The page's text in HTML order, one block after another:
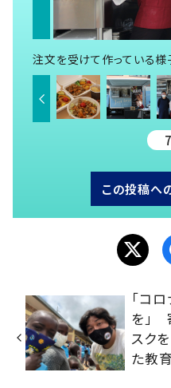
注文を受けて作っている様
この投稿へ
「コ
を」
スク
た教